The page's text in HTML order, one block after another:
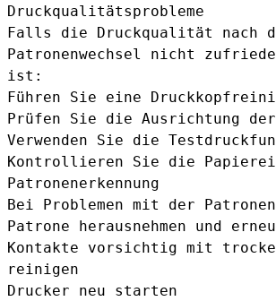
Druckqualitätsprobleme
Falls die Druckqualität nach
Patronenwechsel nicht
ist:
Führen Sie eine
Prüfen Sie die Ausrichtung
Verwenden Sie die
Kontrollieren Sie die
Patronenerkennung
Bei Problemen mit der
Patrone herausnehmen und
Kontakte vorsichtig mit
reinigen
Drucker neu starten